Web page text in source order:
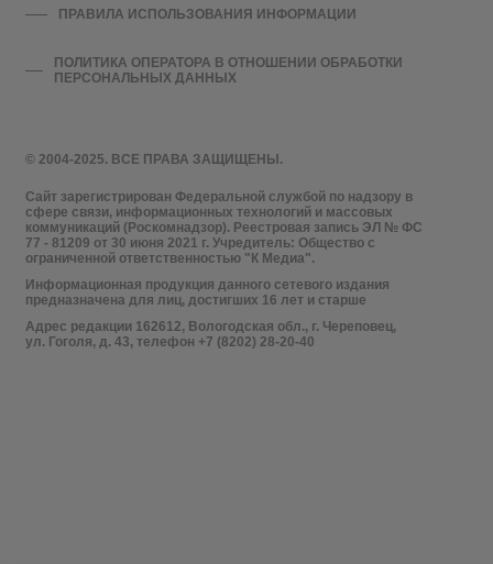
© 2004-2025. ВСЕ ПРАВА ЗАЩИЩЕНЫ.
Сайт зарегистрирован Федеральной службой по надзору в
сфере связи, информационных технологий и массовых
коммуникаций (Роскомнадзор). Реестровая запись ЭЛ № ФС
77 - 81209 от 30 июня 2021 г. Учредитель: Общество с
ограниченной ответственностью "К Медиа".
Информационная продукция данного сетевого издания
предназначена для лиц, достигших 16 лет и старше
Адрес редакции 162612, Вологодская обл., г. Череповец,
ул. Гоголя, д. 43, телефон +7 (8202) 28-20-40
ПРАВИЛА ИСПОЛЬЗОВАНИЯ ИНФОРМАЦИИ
ПОЛИТИКА ОПЕРАТОРА В ОТНОШЕНИИ ОБРАБОТКИ
ПЕРСОНАЛЬНЫХ ДАННЫХ